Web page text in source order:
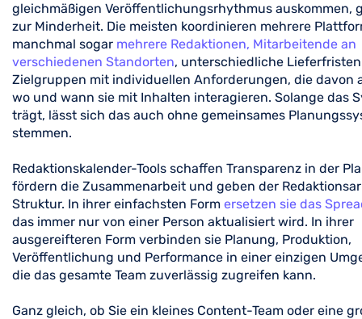
gleichmäßigen Veröffentlichungsrhythmus auskommen,
zur Minderheit. Die meisten koordinieren mehrere
manchmal sogar mehrere Redaktionen, Mitarbeitende an
verschiedenen Standorten, unterschiedliche
Zielgruppen mit individuellen Anforderungen, die davon
wo und wann sie mit Inhalten interagieren. Solange das
trägt, lässt sich das auch ohne gemeinsames
stemmen.
Redaktionskalender-Tools schaffen Transparenz in der
fördern die Zusammenarbeit und geben der
Struktur. In ihrer einfachsten Form ersetzen sie das
das immer nur von einer Person aktualisiert wird. In ihrer
ausgereifteren Form verbinden sie Planung, Produktion,
Veröffentlichung und Performance in einer einzigen
die das gesamte Team zuverlässig zugreifen kann.
Ganz gleich, ob Sie ein kleines Content-Team oder eine